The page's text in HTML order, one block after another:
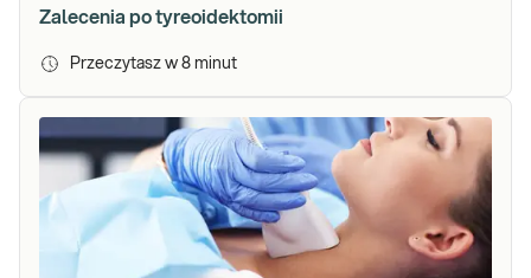
Zalecenia po tyreoidektomii
Przeczytasz w 8 minut